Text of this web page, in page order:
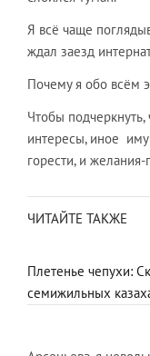
Я всё чаще
ждал заезд
Почему я обо всём
Чтобы
интересы, иное
горести, и
ЧИТАЙТЕ ТАКЖЕ
Плетенье чепухи:
семижильных